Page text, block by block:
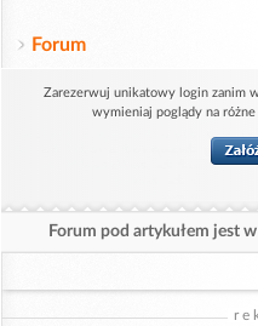
Forum
Zarezerwuj unikatowy login zanim
wymieniaj poglądy na różne
Forum pod artykułem jest